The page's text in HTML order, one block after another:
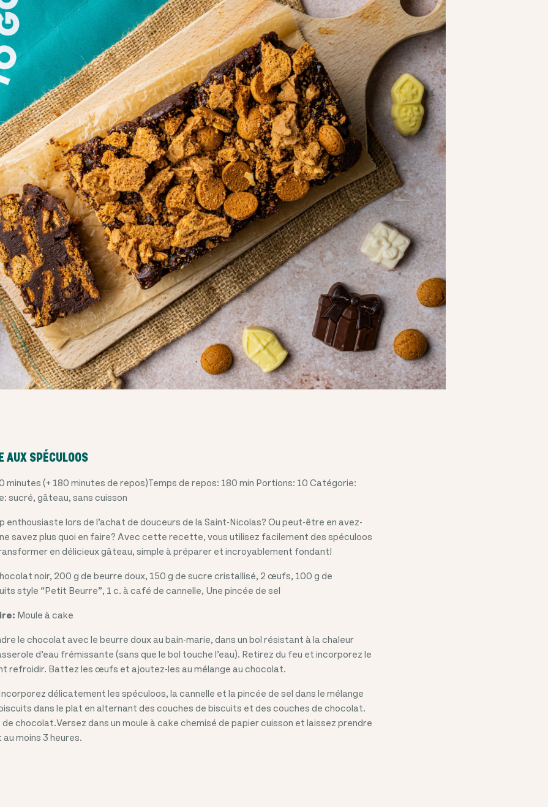
AUX SPÉCULOOS
minutes (+ 180 minutes de repos)Temps de repos: 180 min Portions: 10 Catégorie:
sucré, gâteau, sans cuisson
enthousiaste lors de l’achat de douceurs de la Saint-Nicolas? Ou peut-être en avez-
savez plus quoi en faire? Avec cette recette, vous utilisez facilement des spéculoos
en délicieux gâteau, simple à préparer et incroyablement fondant!
noir, 200 g de beurre doux, 150 g de sucre cristallisé, 2 œufs, 100 g de
style “Petit Beurre”, 1 c. à café de cannelle, Une pincée de sel
Moule à cake
le chocolat avec le beurre doux au bain-marie, dans un bol résistant à la chaleur
d’eau frémissante (sans que le bol touche l’eau). Retirez du feu et incorporez le
refroidir. Battez les œufs et ajoutez-les au mélange au chocolat.
délicatement les spéculoos, la cannelle et la pincée de sel dans le mélange
dans le plat en alternant des couches de biscuits et des couches de chocolat.
de chocolat.Versez dans un moule à cake chemisé de papier cuisson et laissez prendre
moins 3 heures.